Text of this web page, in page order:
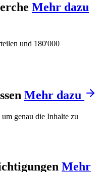
Mehr dazu
und 180'000
Mehr dazu
genau die Inhalte zu
Mehr